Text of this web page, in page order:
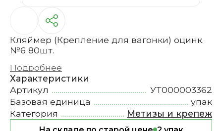
Кляймер (Крепление для вагонки) оцинк.
№6 80шт.
Подробнее
Характеристики
Артикул
УТ000003362
Базовая единица
упак
Категория
Метизы и крепеж